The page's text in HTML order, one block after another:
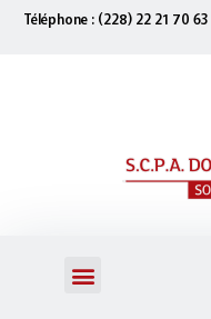
Téléphone : (228) 22 21 70 63